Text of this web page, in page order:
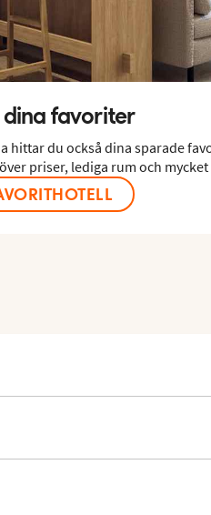
dina favoriter
hittar du också dina sparade
priser, lediga rum och mycket